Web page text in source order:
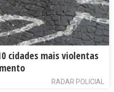
cidades mais violentas
RADAR POLICIAL